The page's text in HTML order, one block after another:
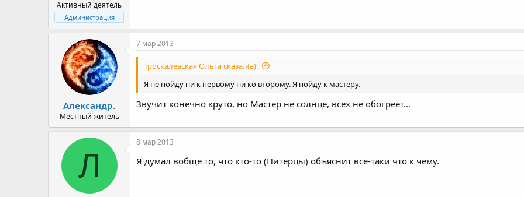
Активный деятель
Администрация
Александр.
Местный житель
7 мар 2013
Троскалевская Ольга сказал(а):
Я не пойду ни к первому ни ко второму. Я пойду к мастеру.
Звучит конечно круто, но Мастер не солнце, всех не обогреет...
Л
8 мар 2013
Я думал вобще то, что кто-то (Питерцы) объяснит все-таки что к чему.